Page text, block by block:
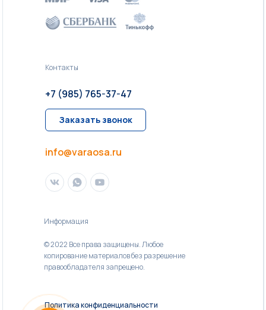
Контакты
© 2022 Все права защищены. Любое
копирование материалов без разрешение
правообладателя запрещено.
Информация
info@varaosa.ru
+7 (985) 765-37-47
Заказать звонок
Политика конфиденциальности